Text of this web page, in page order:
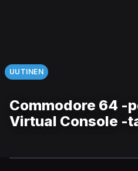
UUTINEN
Commodore 64 -
Virtual Console -